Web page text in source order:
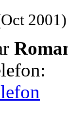
2001)